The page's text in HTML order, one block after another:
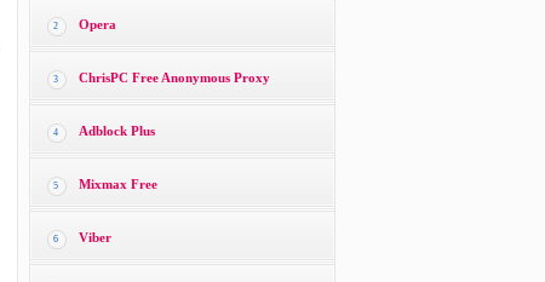
2 Opera
3 ChrisPC Free Anonymous Proxy
4 Adblock Plus
5 Mixmax Free
6 Viber